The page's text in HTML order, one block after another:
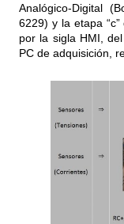
Analógico-Digital
6229) y la etapa
por la sigla HMI,
PC de adquisición,